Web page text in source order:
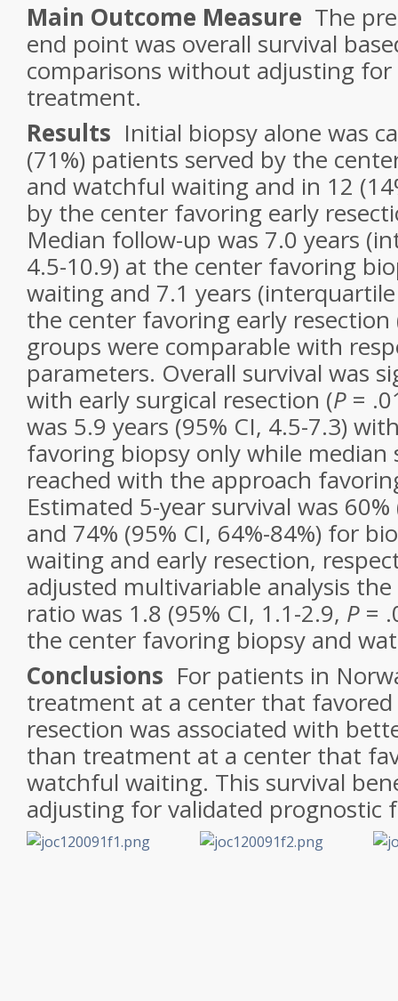
Main Outcome Measure The
end point was overall survival
comparisons without adjusting
treatment.
Results Initial biopsy alone was
(71%) patients served by the
and watchful waiting and in 12
by the center favoring early
Median follow-up was 7.0 years
4.5-10.9) at the center favoring
waiting and 7.1 years
the center favoring early resection
groups were comparable with
parameters. Overall survival was
with early surgical resection (P =
was 5.9 years (95% CI, 4.5-7.3)
favoring biopsy only while median
reached with the approach
Estimated 5-year survival was 60%
and 74% (95% CI, 64%-84%) for
waiting and early resection,
adjusted multivariable analysis
ratio was 1.8 (95% CI, 1.1-2.9, P =
the center favoring biopsy and
Conclusions For patients in
treatment at a center that favored
resection was associated with
than treatment at a center that
watchful waiting. This survival
adjusting for validated prognostic